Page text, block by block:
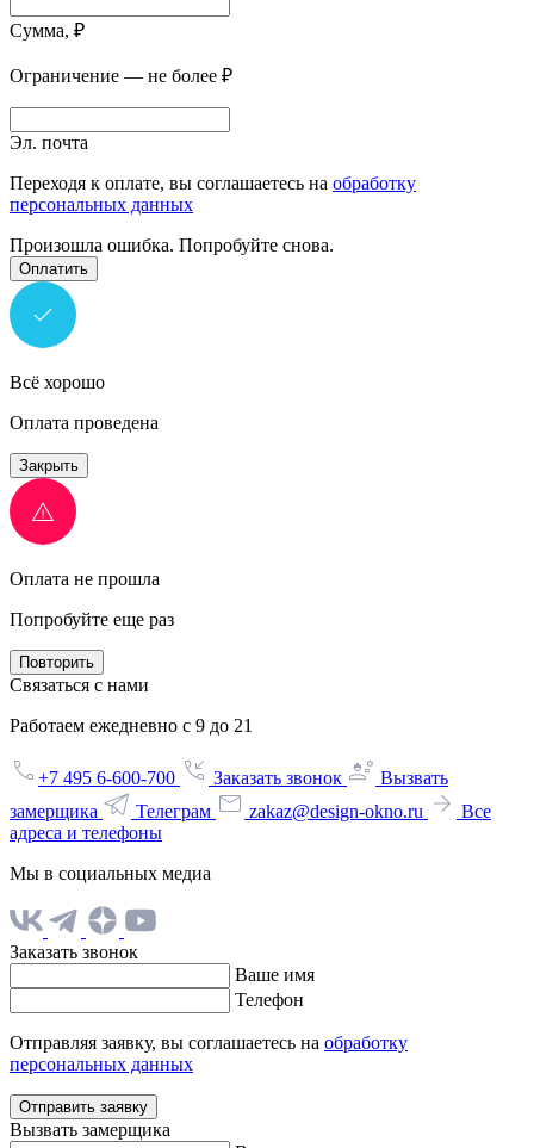
Сумма, ₽
Ограничение — не более ₽
Эл. почта
Переходя к оплате, вы соглашаетесь на обработку
персональных данных
Произошла ошибка. Попробуйте снова.
Оплатить
Всё хорошо
Оплата проведена
Закрыть
Оплата не прошла
Попробуйте еще раз
Повторить
Связаться с нами
Работаем ежедневно с 9 до 21
+7 495 6-600-700 Заказать звонок
Вызвать
замерщика
Телеграм zakaz@design-okno.ru
Все
адреса и телефоны
Мы в социальных медиа
Заказать звонок
Ваше имя
Телефон
Отправляя заявку, вы соглашаетесь на обработку
персональных данных
Отправить заявку
Вызвать замерщика